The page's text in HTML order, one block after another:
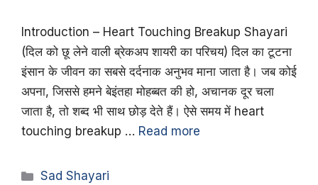
Introduction – Heart Touching Breakup Shayari
(दिल को छू लेने वाली ब्रेकअप शायरी का परिचय) दिल का टूटना
इंसान के जीवन का सबसे दर्दनाक अनुभव माना जाता है। जब कोई
अपना, जिससे हमने बेइंतहा मोहब्बत की हो, अचानक दूर चला
जाता है, तो शब्द भी साथ छोड़ देते हैं। ऐसे समय में heart
touching breakup … Read more
Categories
Sad Shayari